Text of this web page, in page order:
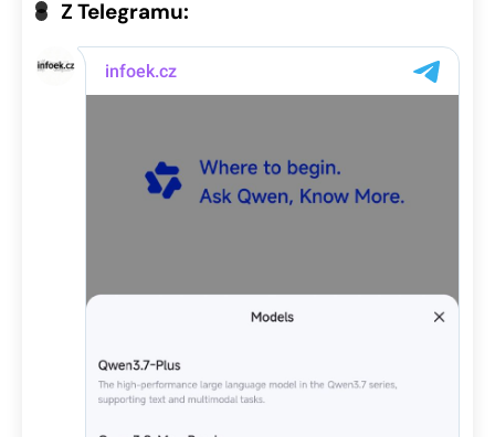
Z Telegramu: